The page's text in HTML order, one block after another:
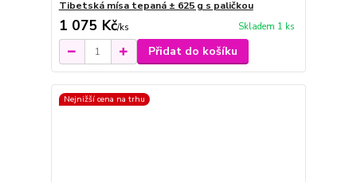
Tibetská mísa tepaná ± 625 g s paličkou
1 075 Kč/ks Skladem 1 ks
Přidat do košíku
Nejnižší cena na trhu